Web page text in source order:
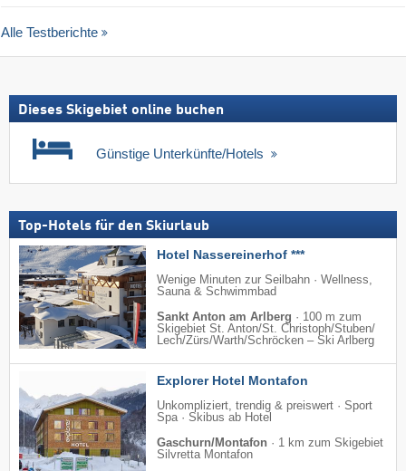
Alle Testberichte
Dieses Skigebiet online buchen
Günstige Unterkünfte/Hotels
Top-Hotels für den Skiurlaub
Hotel Nassereinerhof ***
Wenige Minuten zur Seilbahn · Wellness,
Sauna & Schwimmbad
Sankt Anton am Arlberg · 100 m zum
Skigebiet St. Anton/​St. Christoph/​Stuben/​
Lech/​Zürs/​Warth/​Schröcken – Ski Arlberg
Explorer Hotel Montafon
Unkompliziert, trendig & preiswert · Sport
Spa · Skibus ab Hotel
Gaschurn/Montafon · 1 km zum Skigebiet
Silvretta Montafon